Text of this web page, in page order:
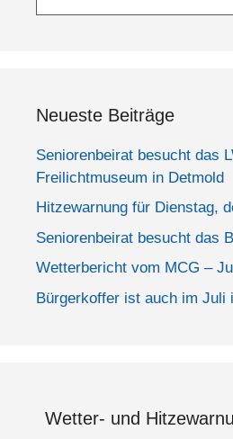
Neueste Beiträge
Seniorenbeirat besucht das
Freilichtmuseum in Detmold
Hitzewarnung für Dienstag,
Seniorenbeirat besucht das
Wetterbericht vom MCG –
Bürgerkoffer ist auch im Juli
Wetter- und